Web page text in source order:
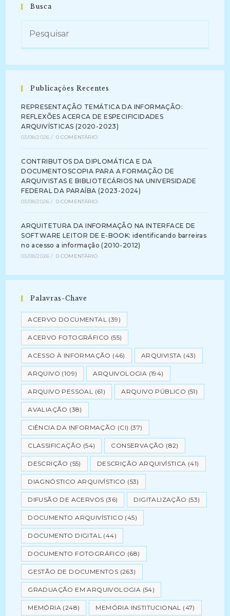
Acervos
Provindos
Cinematográfica
Busca
Publicações Recentes
REPRESENTAÇÃO TEMÁTICA DA INFORMAÇÃO:
REFLEXÕES ACERCA DE ESPECIFICIDADES
ARQUIVÍSTICAS (2020-2023)
03/08/2026 / 0 COMENTÁRIO
CONTRIBUTOS DA DIPLOMÁTICA E DA
DOCUMENTOSCOPIA PARA A FORMAÇÃO DE
ARQUIVISTAS E BIBLIOTECÁRIOS NA UNIVERSIDADE
FEDERAL DA PARAÍBA (2023-2024)
03/08/2026 / 0 COMENTÁRIO
ARQUITETURA DA INFORMAÇÃO NA INTERFACE DE
SOFTWARE LEITOR DE E-BOOK: identificando barreiras
no acesso a informação (2010-2012)
03/08/2026 / 0 COMENTÁRIO
Palavras-Chave
ACERVO DOCUMENTAL (39)
ACERVO FOTOGRÁFICO (55)
ACESSO À INFORMAÇÃO (46) ARQUIVISTA (43)
ARQUIVO (109) ARQUIVOLOGIA (194)
ARQUIVO PESSOAL (61) ARQUIVO PÚBLICO (51)
AVALIAÇÃO (38)
CIÊNCIA DA INFORMAÇÃO (CI) (37)
CLASSIFICAÇÃO (54) CONSERVAÇÃO (82)
DESCRIÇÃO (55) DESCRIÇÃO ARQUIVÍSTICA (41)
DIAGNÓSTICO ARQUIVÍSTICO (53)
DIFUSÃO DE ACERVOS (36) DIGITALIZAÇÃO (53)
DOCUMENTO ARQUIVÍSTICO (45)
DOCUMENTO DIGITAL (44)
DOCUMENTO FOTOGRÁFICO (68)
GESTÃO DE DOCUMENTOS (263)
GRADUAÇÃO EM ARQUIVOLOGIA (54)
MEMÓRIA (248) MEMÓRIA INSTITUCIONAL (47)